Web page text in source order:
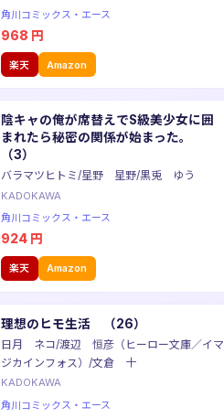
角川コミックス・エース
968 円
楽天 Amazon
陰キャの俺が席替えでS級美少女に囲
まれたら秘密の関係が始まった。
（3）
バラマツヒトミ/星野 星野/黒兎 ゆう
KADOKAWA
角川コミックス・エース
924 円
楽天 Amazon
理想のヒモ生活 （26）
日月 ネコ/渡辺 恒彦（ヒーロー文庫／イマ
ジカインフォス）/文倉 十
KADOKAWA
角川コミックス・エース